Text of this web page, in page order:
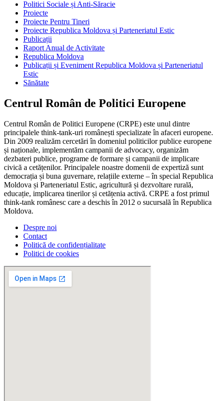
Politici Sociale și Anti-Săracie
Proiecte
Proiecte Pentru Tineri
Proiecte Republica Moldova și Parteneriatul Estic
Publicații
Raport Anual de Activitate
Republica Moldova
Publicații și Eveniment Republica Moldova și Parteneriatul
Estic
Sănătate
Centrul Român de Politici Europene
Centrul Român de Politici Europene (CRPE) este unul dintre
principalele think-tank-uri românești specializate în afaceri europene.
Din 2009 realizăm cercetări în domeniul politicilor publice europene
și naționale, implementăm campanii de advocacy, organizăm
dezbateri publice, programe de formare și campanii de implicare
civică a cetățenilor. Principalele noastre domenii de expertiză sunt
democrația și buna guvernare, relațiile externe – în special Republica
Moldova și Parteneriatul Estic, agricultură și dezvoltare rurală,
educație, implicarea tinerilor și cetățenia activă. CRPE a fost primul
think-tank românesc care a deschis în 2012 o sucursală în Republica
Moldova.
Despre noi
Contact
Politică de confidențialitate
Politici de cookies